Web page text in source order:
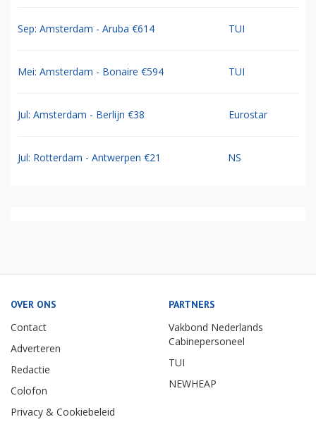
Sep: Amsterdam - Aruba €614 TUI
Mei: Amsterdam - Bonaire €594 TUI
Jul: Amsterdam - Berlijn €38 Eurostar
Jul: Rotterdam - Antwerpen €21 NS
OVER ONS
Contact
Adverteren
Redactie
Colofon
Privacy & Cookiebeleid
PARTNERS
Vakbond Nederlands
Cabinepersoneel
TUI
NEWHEAP